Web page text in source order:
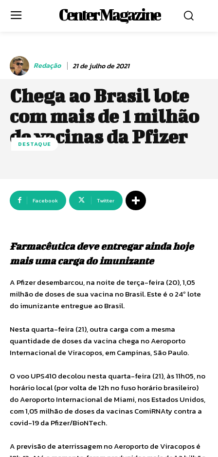
Center Magazine
Redação 21 de julho de 2021
Chega ao Brasil lote
com mais de 1 milhão
de vacinas da Pfizer
DESTAQUE
Facebook Twitter
Farmacêutica deve entregar ainda hoje
mais uma carga do imunizante
A Pfizer desembarcou, na noite de terça-feira (20), 1,05
milhão de doses de sua vacina no Brasil. Este é o 24º lote
do imunizante entregue ao Brasil.
Nesta quarta-feira (21), outra carga com a mesma
quantidade de doses da vacina chega no Aeroporto
Internacional de Viracopos, em Campinas, São Paulo.
O voo UPS410 decolou nesta quarta-feira (21), às 11h05, no
horário local (por volta de 12h no fuso horário brasileiro)
do Aeroporto Internacional de Miami, nos Estados Unidos,
com 1,05 milhão de doses da vacinas ComiRNAty contra a
covid-19 da Pfizer/BioNTech.
A previsão de aterrissagem no Aeroporto de Viracopos é